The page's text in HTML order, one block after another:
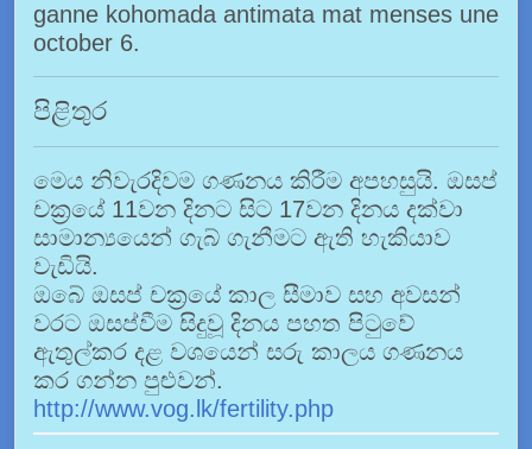
ganne kohomada antimata mat menses une
october 6.
පිළිතුර
මෙය නිවැරදිවම ගණනය කිරීම අපහසුයි. ඔසප්
චක්‍රයේ 11වන දිනට සිට 17වන දිනය දක්වා
සාමාන්‍යයෙන් ගැබ් ගැනීමට ඇති හැකියාව
වැඩියි.
ඔබේ ඔසප් චක්‍රයේ කාල සීමාව සහ අවසන්
වරට ඔසප්වීම සිදුවූ දිනය පහත පිටුවේ
ඇතුල්කර දළ වශයෙන් සරු කාලය ගණනය
කර ගන්න පුළුවන්.
http://www.vog.lk/fertility.php